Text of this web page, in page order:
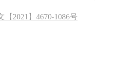
【2021】4670-1086号